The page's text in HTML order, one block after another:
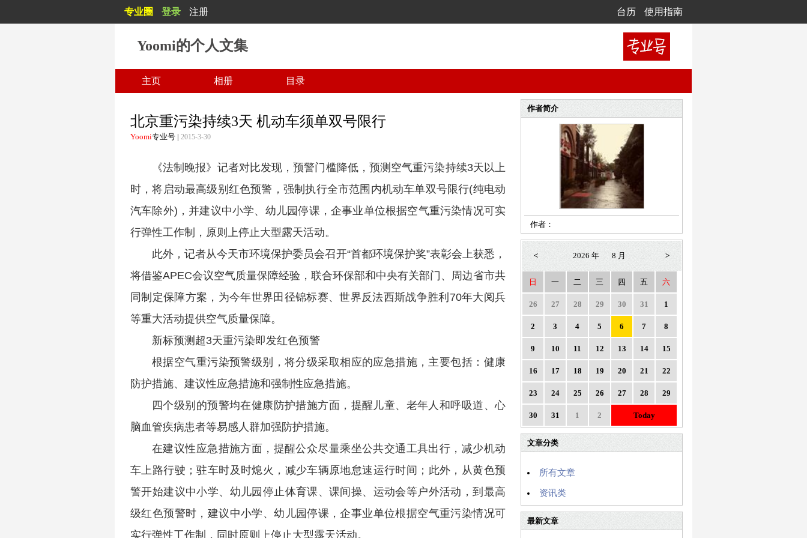
专业圈 登录 注册 台历 使用指南
Yoomi的个人文集
主页 相册 目录
北京重污染持续3天 机动车须单双号限行
Yoomi专业号 | 2015-3-30
《法制晚报》记者对比发现，预警门槛降低，预测空气重污染持续3天以上
时，将启动最高级别红色预警，强制执行全市范围内机动车单双号限行(纯电动
汽车除外)，并建议中小学、幼儿园停课，企事业单位根据空气重污染情况可实
行弹性工作制，原则上停止大型露天活动。
此外，记者从今天市环境保护委员会召开“首都环境保护奖”表彰会上获悉，
将借鉴APEC会议空气质量保障经验，联合环保部和中央有关部门、周边省市共
同制定保障方案，为今年世界田径锦标赛、世界反法西斯战争胜利70年大阅兵
等重大活动提供空气质量保障。
新标预测超3天重污染即发红色预警
根据空气重污染预警级别，将分级采取相应的应急措施，主要包括：健康
防护措施、建议性应急措施和强制性应急措施。
四个级别的预警均在健康防护措施方面，提醒儿童、老年人和呼吸道、心
脑血管疾病患者等易感人群加强防护措施。
在建议性应急措施方面，提醒公众尽量乘坐公共交通工具出行，减少机动
车上路行驶；驻车时及时熄火，减少车辆原地怠速运行时间；此外，从黄色预
警开始建议中小学、幼儿园停止体育课、课间操、运动会等户外活动，到最高
级红色预警时，建议中小学、幼儿园停课，企事业单位根据空气重污染情况可
实行弹性工作制，同时原则上停止大型露天活动。
作者简介
作者：
< 2026 年 8 月 >
日 一 二 三 四 五 六
26 27 28 29 30 31 1
2 3 4 5 6 7 8
9 10 11 12 13 14 15
16 17 18 19 20 21 22
23 24 25 26 27 28 29
30 31 1 2 Today
文章分类
所有文章
资讯类
最新文章